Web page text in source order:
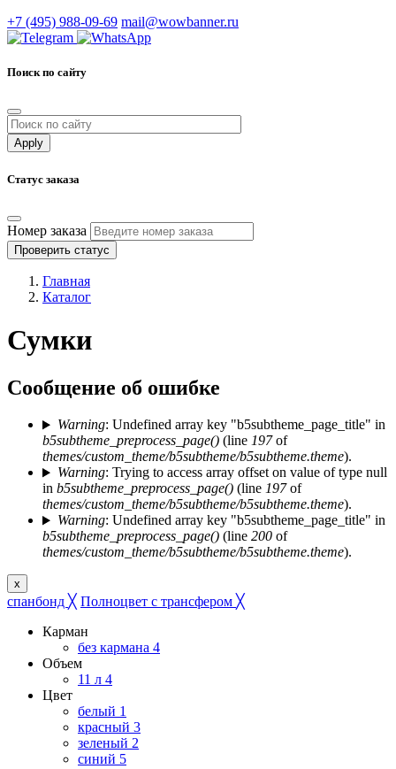
+7 (495) 988-09-69 mail@wowbanner.ru
Поиск по сайту
Статус заказа
Номер заказа
Проверить статус
Главная
Каталог
Сумки
Сообщение об ошибке
Warning: Undefined array key "b5subtheme_page_title" in
b5subtheme_preprocess_page() (line 197of
themes/custom_theme/b5subtheme/b5subtheme.theme).
Warning: Trying to access array offset on value of type null
in b5subtheme_preprocess_page() (line 197of
themes/custom_theme/b5subtheme/b5subtheme.theme).
Warning: Undefined array key "b5subtheme_page_title" in
b5subtheme_preprocess_page() (line 200 of
themes/custom_theme/b5subtheme/b5subtheme.theme).
x
спанбонд ╳ Полноцвет с трансфером ╳
Карман
без кармана 4
Объем
11 л 4
Цвет
белый 1
красный 3
зеленый 2
синий 5